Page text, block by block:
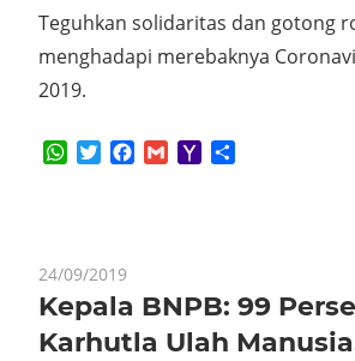
Teguhkan solidaritas dan gotong
menghadapi merebaknya
2019.
WhatsApp
TwitterFacebook
GmailYahoo
24/09/2019
Kepala BNPB: 99
Karhutla Ulah